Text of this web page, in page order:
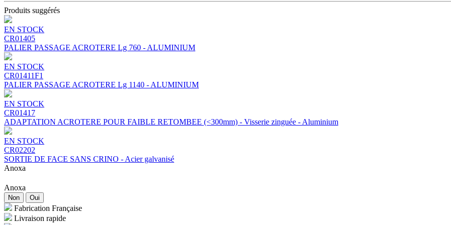
Produits suggérés
EN STOCK
CR01405
PALIER PASSAGE ACROTERE Lg 760 - ALUMINIUM
EN STOCK
CR01411F1
PALIER PASSAGE ACROTERE Lg 1140 - ALUMINIUM
EN STOCK
CR01417
ADAPTATION ACROTERE POUR FAIBLE RETOMBEE (<300mm) - Visserie zinguée - Aluminium
EN STOCK
CR02202
SORTIE DE FACE SANS CRINO - Acier galvanisé
Anoxa
Anoxa
Non Oui
Fabrication Française
Livraison rapide